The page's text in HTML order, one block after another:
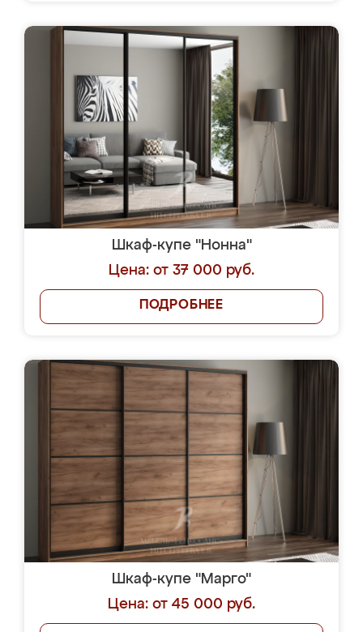
Шкаф-купе "Нонна"
Цена: от 37 000 руб.
ПОДРОБНЕЕ
Шкаф-купе "Марго"
Цена: от 45 000 руб.